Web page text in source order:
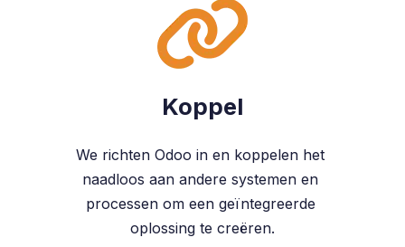
Koppel
We richten Odoo in en koppelen het
naadloos aan andere systemen en
processen om een geïntegreerde
oplossing te creëren.